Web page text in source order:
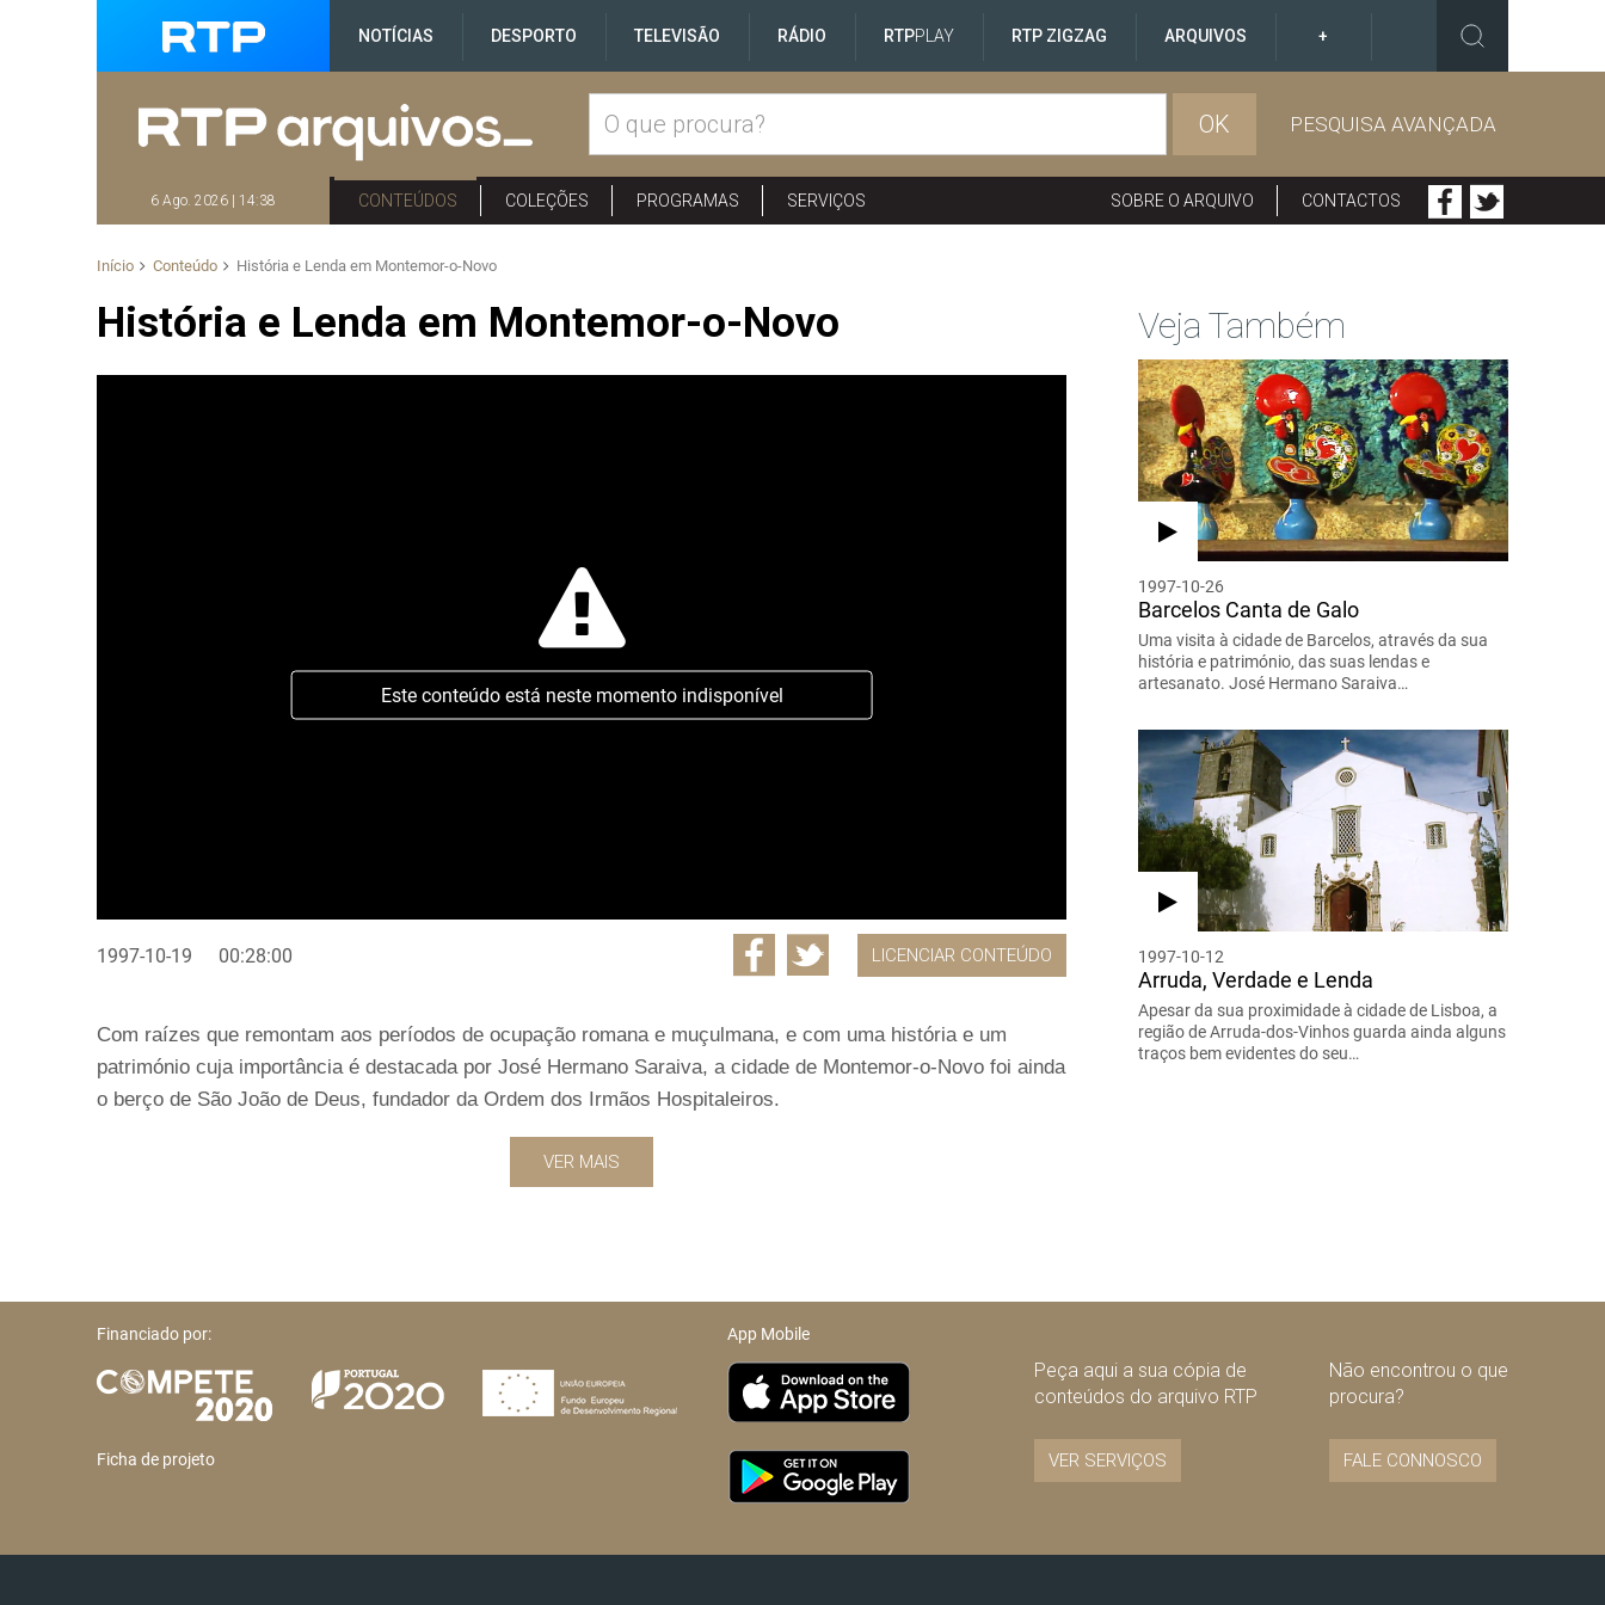
NOTÍCIAS DESPORTO TELEVISÃO RÁDIO RTPPLAY RTP ZIGZAG ARQUIVOS +
OK PESQUISA AVANÇADA
6 Ago. 2026 | 14:38 CONTEÚDOS COLEÇÕES PROGRAMAS SERVIÇOS SOBRE O ARQUIVO CONTACTOS
Início Conteúdo História e Lenda em Montemor-o-Novo
História e Lenda em Montemor-o-Novo
Este conteúdo está neste momento indisponível
1997-10-19 00:28:00 LICENCIAR CONTEÚDO
Com raízes que remontam aos períodos de ocupação romana e muçulmana, e com uma história e um
património cuja importância é destacada por José Hermano Saraiva, a cidade de Montemor-o-Novo foi ainda
o berço de São João de Deus, fundador da Ordem dos Irmãos Hospitaleiros.
VER MAIS
Veja Também
1997-10-26
Barcelos Canta de Galo
Uma visita à cidade de Barcelos, através da sua
história e património, das suas lendas e
artesanato. José Hermano Saraiva…
1997-10-12
Arruda, Verdade e Lenda
Apesar da sua proximidade à cidade de Lisboa, a
região de Arruda-dos-Vinhos guarda ainda alguns
traços bem evidentes do seu…
Financiado por:
Ficha de projeto
App Mobile
Peça aqui a sua cópia de
conteúdos do arquivo RTP
VER SERVIÇOS
Não encontrou o que
procura?
FALE CONNOSCO